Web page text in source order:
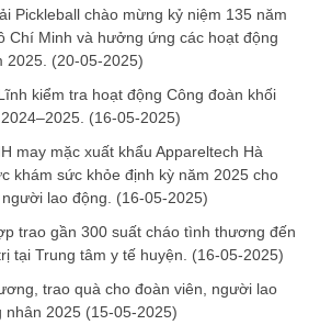
Pickleball chào mừng kỷ niệm 135 năm
Chí Minh và hưởng ứng các hoạt động
2025. (20-05-2025)
kiểm tra hoạt động Công đoàn khối
(16-05-2025)
may mặc xuất khẩu Appareltech Hà
khám sức khỏe định kỳ năm 2025 cho
lao động. (16-05-2025)
trao gần 300 suất cháo tình thương đến
tại Trung tâm y tế huyện. (16-05-2025)
trao quà cho đoàn viên, người lao
nhân 2025 (15-05-2025)